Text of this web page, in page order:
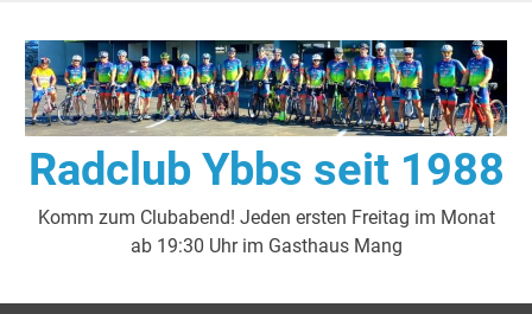
Inhalt
springen
Radclub Ybbs seit 1988
Komm zum Clubabend! Jeden ersten Freitag im Monat
ab 19:30 Uhr im Gasthaus Mang